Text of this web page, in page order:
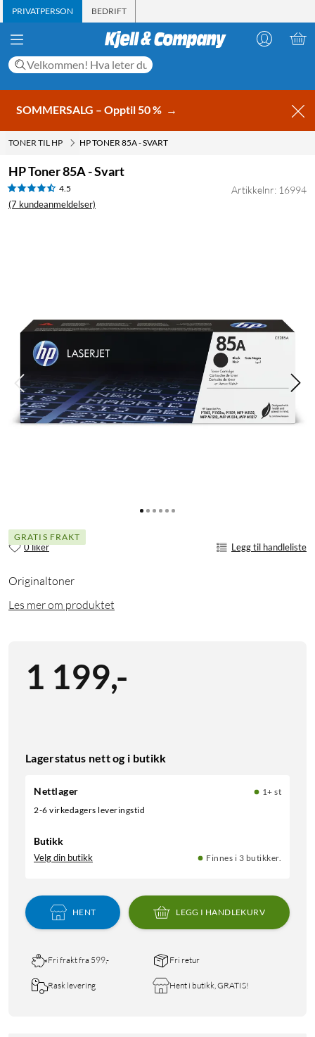
PRIVATPERSON BEDRIFT
SOMMERSALG – Opptil 50 % →
TONER TIL HP HP TONER 85A - SVART
HP Toner 85A - Svart
4.5
(7 kundeanmeldelser)
Artikkelnr: 16994
GRATIS FRAKT
0 liker Legg til handleliste
Originaltoner
Les mer om produktet
1 199,-
Lagerstatus nett og i butikk
Nettlager
1+ st
2-6 virkedagers leveringstid
Butikk
Velg din butikk Finnes i 3 butikker.
HENT LEGG I HANDLEKURV
Fri frakt fra 599,- Fri retur
Rask levering Hent i butikk, GRATIS!